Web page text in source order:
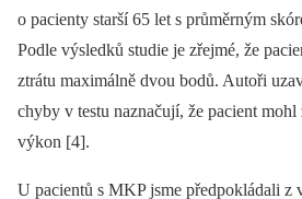
o pacienty starší 65 let s průměrným
Podle výsledků studie je zřejmé, že
ztrátu maximálně dvou bodů. Autoři
chyby v testu naznačují, že pacient mohl
výkon [4].
U pacientů s MKP jsme předpokládali z